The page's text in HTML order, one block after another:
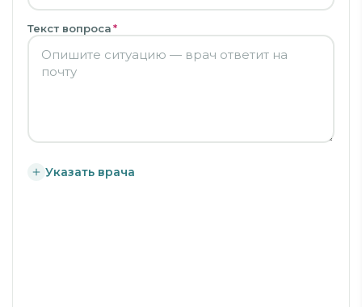
Текст вопроса*
Указать врача